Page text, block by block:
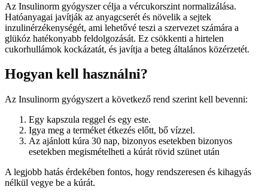
Az Insulinorm gyógyszer célja a vércukorszint normalizálása.
Hatóanyagai javítják az anyagcserét és növelik a sejtek
inzulinérzékenységét, ami lehetővé teszi a szervezet számára a
glükóz hatékonyabb feldolgozását. Ez csökkenti a hirtelen
cukorhullámok kockázatát, és javítja a beteg általános közérzetét.
Hogyan kell használni?
Az Insulinorm gyógyszert a következő rend szerint kell bevenni:
Egy kapszula reggel és egy este.
Igya meg a terméket étkezés előtt, bő vízzel.
Az ajánlott kúra 30 nap, bizonyos esetekben bizonyos
esetekben megismételheti a kúrát rövid szünet után
A legjobb hatás érdekében fontos, hogy rendszeresen és kihagyás
nélkül vegye be a kúrát.